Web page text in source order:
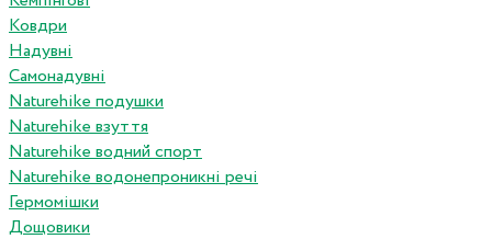
Ковдри
Надувні
Самонадувні
Naturehike подушки
Naturehike взуття
Naturehike водний спорт
Naturehike водонепроникні речі
Гермомішки
Дощовики